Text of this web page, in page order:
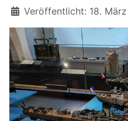
Details
Veröffentlicht: 18.